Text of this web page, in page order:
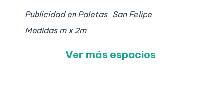
Publicidad en Paletas
San Felipe
Medidas m x 2m
Ver más espacios